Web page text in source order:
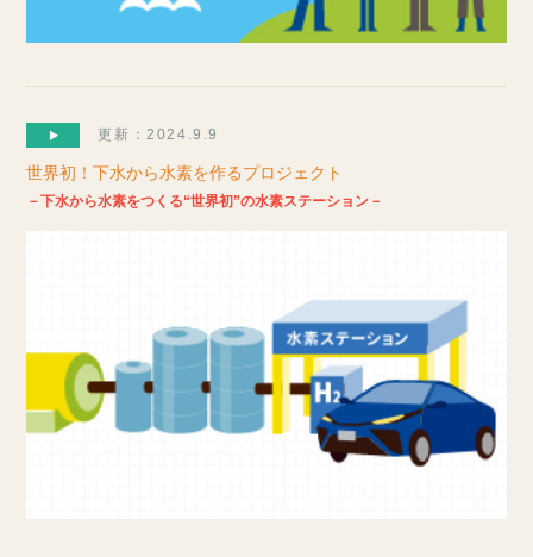
更新：2024.9.9
世界初！下水から水素を作るプロジェクト
－下水から水素をつくる“世界初”の水素ステーション－